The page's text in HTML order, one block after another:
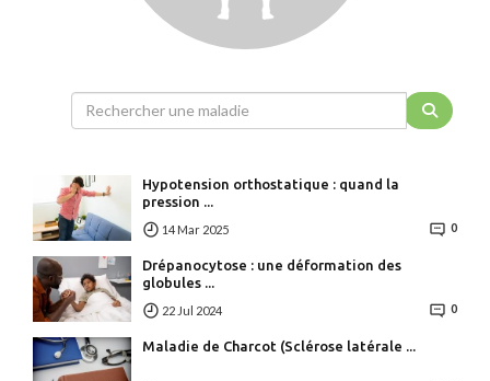
Hypotension orthostatique : quand la
pression ...
14 Mar 2025 0
Drépanocytose : une déformation des
globules ...
22 Jul 2024 0
Maladie de Charcot (Sclérose latérale ...